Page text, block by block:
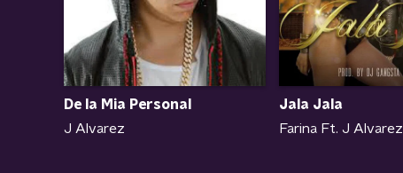
De la Mia Personal
J Alvarez
Jala Jala
Farina Ft. J Alvarez